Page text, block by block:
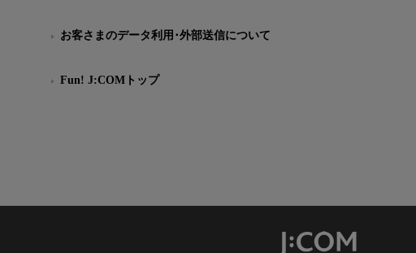
お客さまのデータ利用･外部送信について
Fun! J:COMトップ